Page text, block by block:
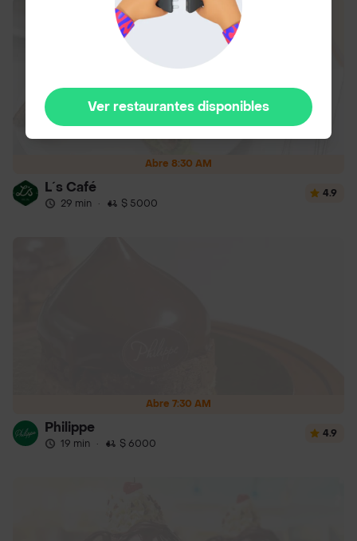
Abre 8:30 AM
L´s Café
29 min · $ 5000
4.9
Abre 7:30 AM
Philippe
19 min · $ 6000
4.9
Ver restaurantes disponibles